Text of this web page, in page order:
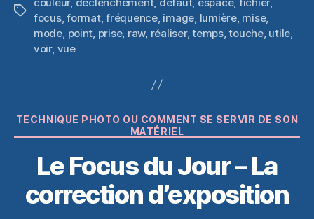
Étiquettes
focus,format,fréquence, image, lumière, mise,
mode, point, prise, raw, réaliser,temps,touche, utile,
voir, vue
Catégories
TECHNIQUE PHOTO OU COMMENT SE SERVIR DE SON
MATÉRIEL
Le Focus du Jour – La
correction d’exposition